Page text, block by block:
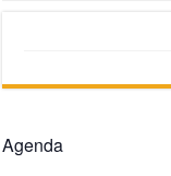
Agenda